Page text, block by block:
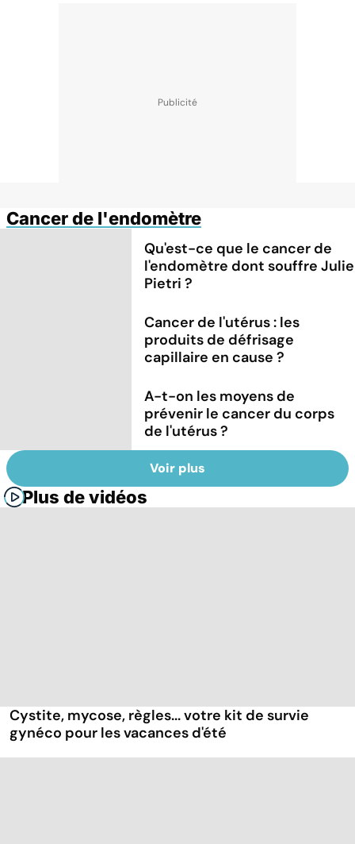
Cancer de l'endomètre
Qu'est-ce que le cancer de
l'endomètre dont souffre Julie
Pietri ?
Cancer de l'utérus : les
produits de défrisage
capillaire en cause ?
A-t-on les moyens de
prévenir le cancer du corps
de l'utérus ?
Voir plus
Plus de vidéos
Cystite, mycose, règles... votre kit de survie
gynéco pour les vacances d'été